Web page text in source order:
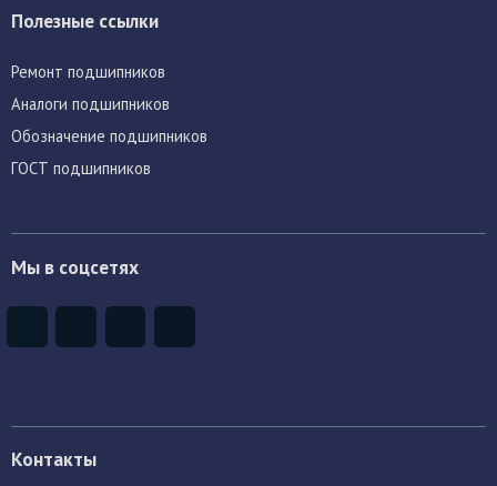
Полезные ссылки
Ремонт подшипников
Аналоги подшипников
Обозначение подшипников
ГОСТ подшипников
Мы в соцсетях
Контакты